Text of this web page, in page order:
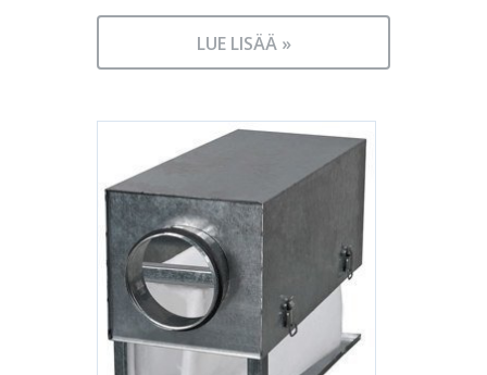
LUE LISÄÄ »